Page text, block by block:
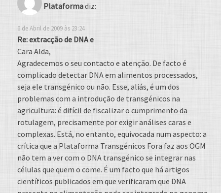
Plataformadiz:
6 de Abril de 2009 às 23:24
Re: extracção de DNA e
Cara Alda,
Agradecemos o seu contacto e atenção. De facto é
complicado detectar DNA em alimentos processados,
seja ele transgénico ou não. Esse, aliás, é um dos
problemas com a introdução de transgénicos na
agricultura: é difícil de fiscalizar o cumprimento da
rotulagem, precisamente por exigir análises caras e
complexas. Está, no entanto, equivocada num aspecto: a
crítica que a Plataforma Transgénicos Fora faz aos OGM
não tem a ver com o DNA transgénico se integrar nas
células que quem o come. É um facto que há artigos
científicos publicados em que verificaram que DNA